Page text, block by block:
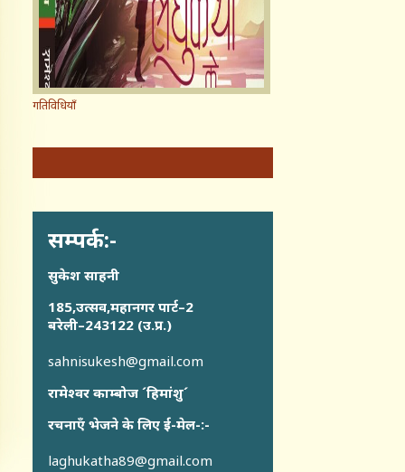
गतिविधियाँ
सम्पर्क:-
सुकेश साहनी
185,उत्सव,महानगर पार्ट–2
बरेली–243122 (उ.प्र.)
sahnisukesh@gmail.com
रामेश्वर काम्बोज ´हिमांशु´
रचनाएँ भेजने के लिए ई-मेल-:-
laghukatha89@gmail.com